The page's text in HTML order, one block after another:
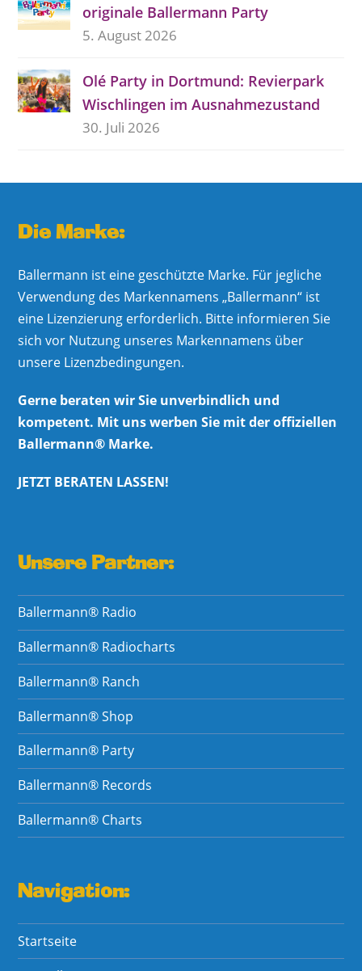
originale Ballermann Party
5. August 2026
Olé Party in Dortmund: Revierpark
Wischlingen im Ausnahmezustand
30. Juli 2026
Die Marke:
Ballermann ist eine geschützte Marke. Für jegliche
Verwendung des Markennamens „Ballermann“ ist
eine Lizenzierung erforderlich. Bitte informieren Sie
sich vor Nutzung unseres Markennamens über
unsere Lizenzbedingungen.
Gerne beraten wir Sie unverbindlich und
kompetent. Mit uns werben Sie mit der offiziellen
Ballermann® Marke.
JETZT BERATEN LASSEN!
Unsere Partner:
Ballermann® Radio
Ballermann® Radiocharts
Ballermann® Ranch
Ballermann® Shop
Ballermann® Party
Ballermann® Records
Ballermann® Charts
Navigation:
Startseite